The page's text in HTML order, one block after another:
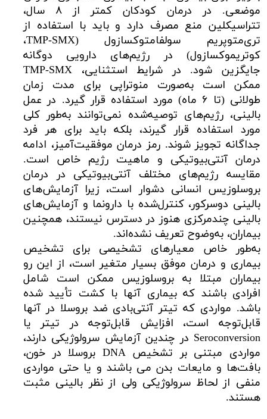
موضعی. در درمان کودکان کمتر از ۸ سال،
تتراسیکلین منع مصرف دارد و باید با استفاده از
تری‌متوپریم سولفامتوکسازول (TMP-SMX،
کوتریموکسازول) در رژیم‌های دارویی دوگانه
جایگزین شود. در شرایط استثنایی، TMP-SMX
ممکن است به‌صورت منوتراپی برای مدت زمان
طولانی (تا ۶ ماه) مورد استفاده قرار گیرد. در عمل
بالینی، رژیم‌های توصیه‌شده نمی‌توانند به‌طور کلی
مورد استفاده قرار گیرند، بلکه باید برای هر فرد
جداگانه تجویز شوند. رمز درمان موفقیت‌آمیز، ادامه
درمان آنتی‌بیوتیکی و ماهیت رژیم خاص است.
مقایسه رژیم‌های مختلف آنتی‌بیوتیکی در درمان
بروسلوزیس انسانی دشوار است، زیرا آزمایش‌های
بالینی دوسرکور، کنترل‌شده با دارونما و آزمایش‌های
بالینی چندمرکزی هنوز در دسترس نیستند، همچنین
بیماران، به‌وضوح تعریف نشده‌اند.
به‌طور خاص معیارهای تشخیصی برای تشخیص
بیماری و درمان موفق بسیار متغیر است، از این ‌رو
بیماران مبتلا به بروسلوزیس ممکن است شامل
افرادی باشند که بیماری آنها با کشت تأیید شده
باشد. مواردی که تیتر آنتی‌بادی ضد بروسلا در آنها
قابل‌توجه است، افزایش قابل‌توجه در تیتر یا
Seroconversion در چندین آزمایش سرولوژیکی دارند،
مواردی مبتنی بر تشخیص DNA بروسلا در خون،
بافت‌ها و مایعات بدن می باشند و یا حتی مواردی
منفی از لحاظ سرولوژیکی ولی از نظر بالینی مثبت
هستند.